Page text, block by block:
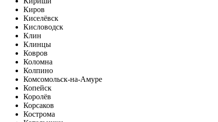
Киров
Киселёвск
Кисловодск
Клин
Клинцы
Ковров
Коломна
Колпино
Комсомольск-на-Амуре
Копейск
Королёв
Корсаков
Кострома